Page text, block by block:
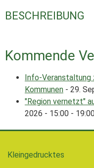
BESCHREIBUNG
Kommende
Info-Veranstaltung
Kommunen - 29.
"Region vernetzt"
2026 - 15:00 -
Kleingedrucktes